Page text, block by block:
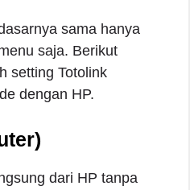
sama hanya
saja. Berikut
setting Totolink
dengan HP.
dari HP tanpa